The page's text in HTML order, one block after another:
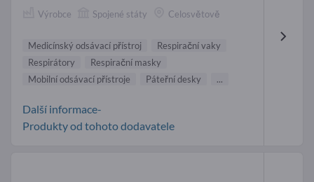
Výrobce Spojené státy Celosvětově
Medicínský odsávací přístroj
Respirační vaky
Respirátory
Respirační masky
Mobilní odsávací přístroje
Páteřní desky ...
Další informace-
Produkty od tohoto dodavatele